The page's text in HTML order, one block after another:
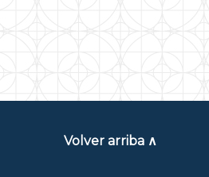
Volver arriba ∧